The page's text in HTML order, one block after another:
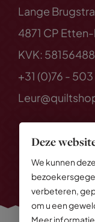
Deze
We kunnen
verbeteren,
om u een
Meer informatie
Lange
4871 CP
KVK: 58156488
+31 (0)76 -